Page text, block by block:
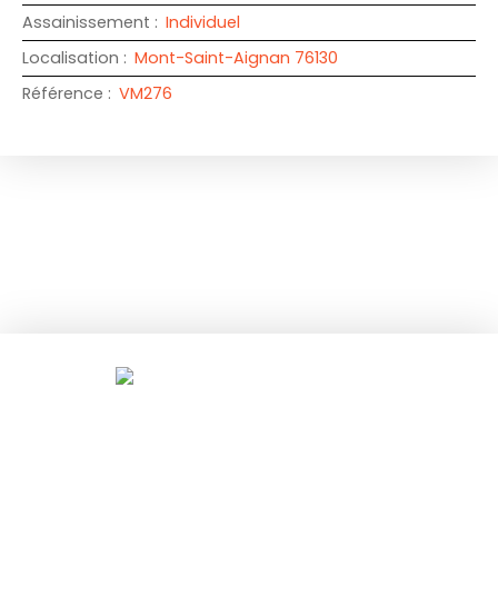
Assainissement : Individuel
Localisation : Mont-Saint-Aignan 76130
Référence : VM276